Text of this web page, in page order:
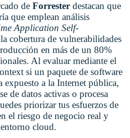
de Forrester destacan que
que emplean análisis
Application Self-
cobertura de vulnerabilidades
en más de un 80%
Al evaluar mediante el
si un paquete de software
expuesto a la Internet pública,
de datos activas o procesa
priorizar tus esfuerzos de
el riesgo de negocio real y
cloud.